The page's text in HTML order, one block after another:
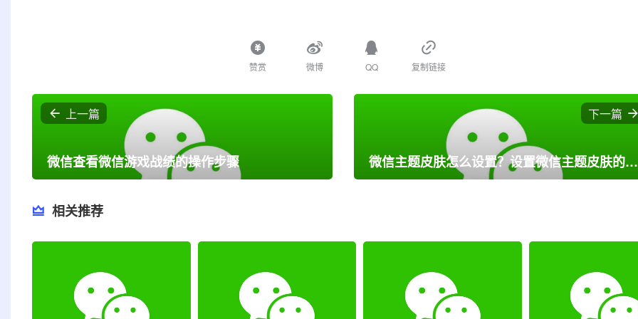
赞赏 微博 QQ 复制链接
上一篇
微信查看微信游戏战绩的操作步骤
下一篇
微信主题皮肤怎么设置？设置微信主题皮肤的步骤教程
相关推荐